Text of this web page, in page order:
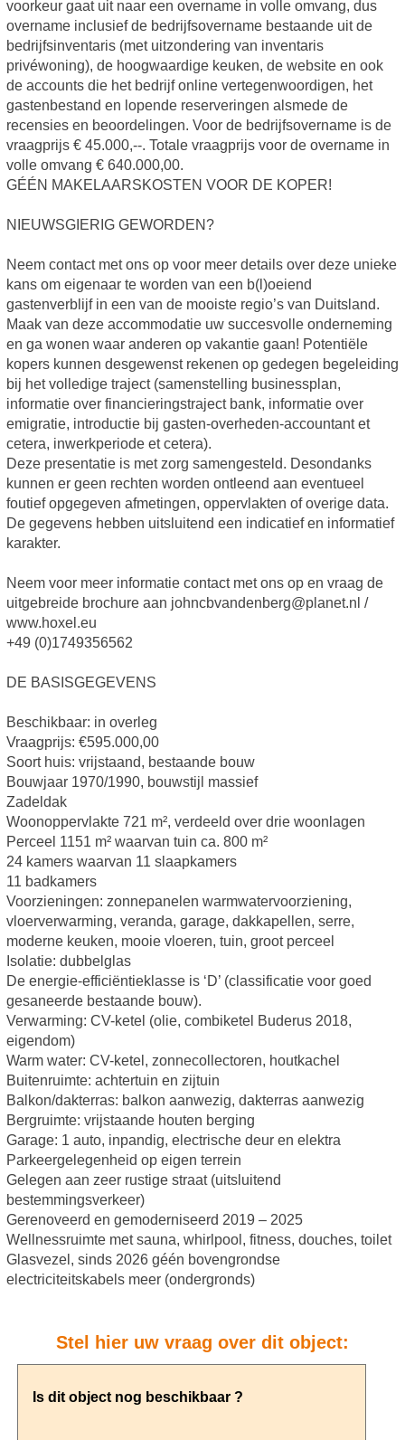
voorkeur gaat uit naar een overname in volle omvang, dus
overname inclusief de bedrijfsovername bestaande uit de
bedrijfsinventaris (met uitzondering van inventaris
privéwoning), de hoogwaardige keuken, de website en ook
de accounts die het bedrijf online vertegenwoordigen, het
gastenbestand en lopende reserveringen alsmede de
recensies en beoordelingen. Voor de bedrijfsovername is de
vraagprijs € 45.000,--. Totale vraagprijs voor de overname in
volle omvang € 640.000,00.
GÉÉN MAKELAARSKOSTEN VOOR DE KOPER!
NIEUWSGIERIG GEWORDEN?
Neem contact met ons op voor meer details over deze unieke
kans om eigenaar te worden van een b(l)oeiend
gastenverblijf in een van de mooiste regio’s van Duitsland.
Maak van deze accommodatie uw succesvolle onderneming
en ga wonen waar anderen op vakantie gaan! Potentiële
kopers kunnen desgewenst rekenen op gedegen begeleiding
bij het volledige traject (samenstelling businessplan,
informatie over financieringstraject bank, informatie over
emigratie, introductie bij gasten-overheden-accountant et
cetera, inwerkperiode et cetera).
Deze presentatie is met zorg samengesteld. Desondanks
kunnen er geen rechten worden ontleend aan eventueel
foutief opgegeven afmetingen, oppervlakten of overige data.
De gegevens hebben uitsluitend een indicatief en informatief
karakter.
Neem voor meer informatie contact met ons op en vraag de
uitgebreide brochure aan johncbvandenberg@planet.nl /
www.hoxel.eu
+49 (0)1749356562
DE BASISGEGEVENS
Beschikbaar: in overleg
Vraagprijs: €595.000,00
Soort huis: vrijstaand, bestaande bouw
Bouwjaar 1970/1990, bouwstijl massief
Zadeldak
Woonoppervlakte 721 m², verdeeld over drie woonlagen
Perceel 1151 m² waarvan tuin ca. 800 m²
24 kamers waarvan 11 slaapkamers
11 badkamers
Voorzieningen: zonnepanelen warmwatervoorziening,
vloerverwarming, veranda, garage, dakkapellen, serre,
moderne keuken, mooie vloeren, tuin, groot perceel
Isolatie: dubbelglas
De energie-efficiëntieklasse is ‘D’ (classificatie voor goed
gesaneerde bestaande bouw).
Verwarming: CV-ketel (olie, combiketel Buderus 2018,
eigendom)
Warm water: CV-ketel, zonnecollectoren, houtkachel
Buitenruimte: achtertuin en zijtuin
Balkon/dakterras: balkon aanwezig, dakterras aanwezig
Bergruimte: vrijstaande houten berging
Garage: 1 auto, inpandig, electrische deur en elektra
Parkeergelegenheid op eigen terrein
Gelegen aan zeer rustige straat (uitsluitend
bestemmingsverkeer)
Gerenoveerd en gemoderniseerd 2019 – 2025
Wellnessruimte met sauna, whirlpool, fitness, douches, toilet
Glasvezel, sinds 2026 géén bovengrondse
electriciteitskabels meer (ondergronds)
Stel hier uw vraag over dit object: